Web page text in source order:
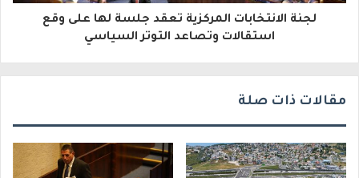
لجنة الانتخابات المركزية تعقد جلسة لها على وقع
استقالات وتصاعد التوتر السياسي
مقالات ذات صلة